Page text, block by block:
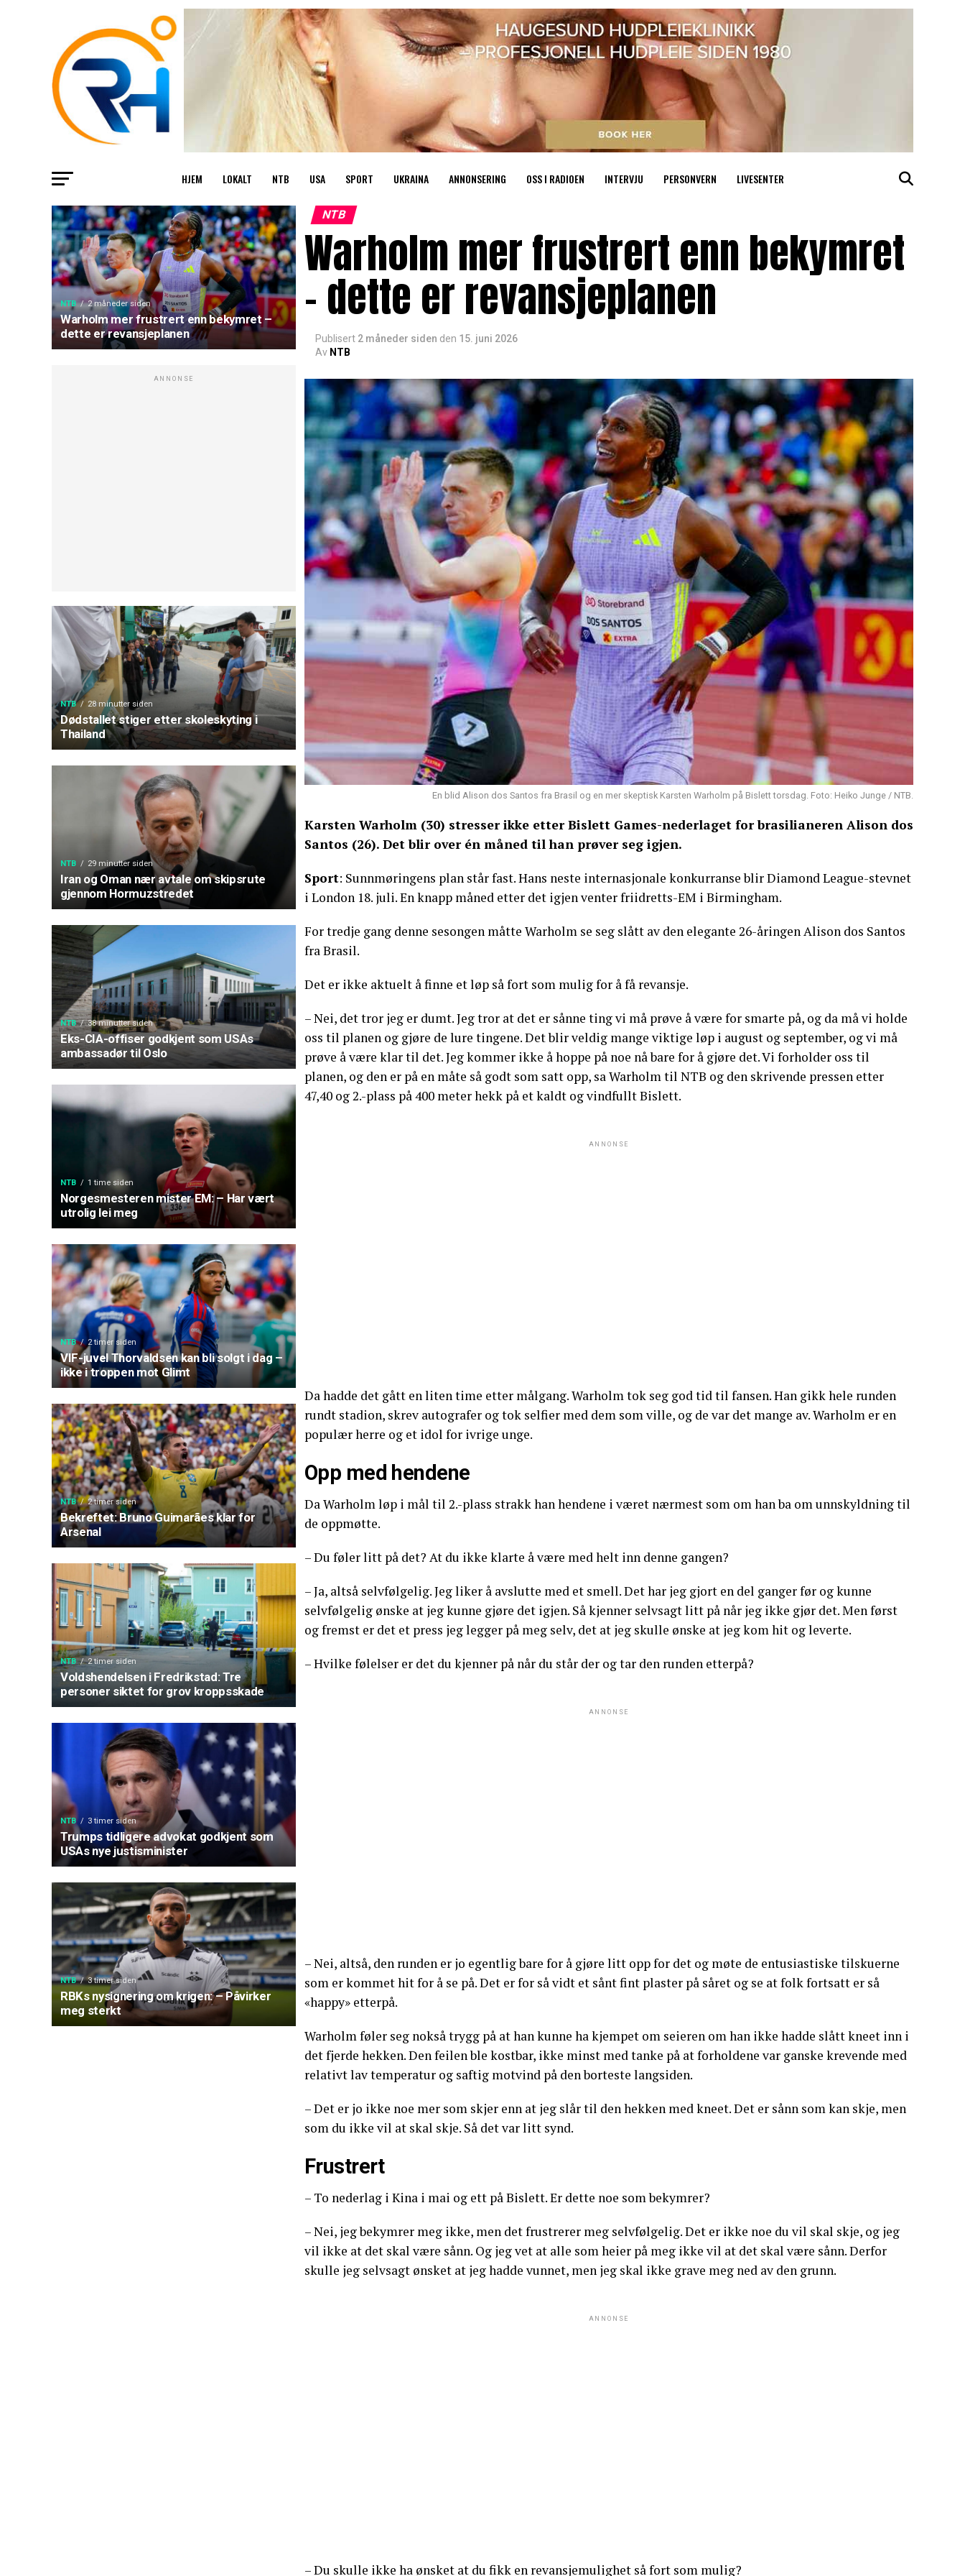
HJEM LOKALT NTB USA SPORT UKRAINA ANNONSERING OSS I RADIOEN INTERVJU PERSONVERN LIVESENTER
NTB 2 måneder siden
Warholm mer frustrert enn bekymret –
dette er revansjeplanen
ANNONSE
NTB 28 minutter siden
Dødstallet stiger etter skoleskyting i
Thailand
NTB 29 minutter siden
Iran og Oman nær avtale om skipsrute
gjennom Hormuzstredet
NTB 38 minutter siden
Eks-CIA-offiser godkjent som USAs
ambassadør til Oslo
NTB 1 time siden
Norgesmesteren mister EM: – Har vært
utrolig lei meg
NTB 2 timer siden
VIF-juvel Thorvaldsen kan bli solgt i dag –
ikke i troppen mot Glimt
NTB 2 timer siden
Bekreftet: Bruno Guimarães klar for
Arsenal
NTB 2 timer siden
Voldshendelsen i Fredrikstad: Tre
personer siktet for grov kroppsskade
NTB 3 timer siden
Trumps tidligere advokat godkjent som
USAs nye justisminister
NTB 3 timer siden
RBKs nysignering om krigen: – Påvirker
meg sterkt
NTB
Warholm mer frustrert enn bekymret
– dette er revansjeplanen
Publisert 2 måneder siden den 15. juni 2026
Av NTB
En blid Alison dos Santos fra Brasil og en mer skeptisk Karsten Warholm på Bislett torsdag. Foto: Heiko Junge / NTB.
Karsten Warholm (30) stresser ikke etter Bislett Games-nederlaget for brasilianeren Alison dos
Santos (26). Det blir over én måned til han prøver seg igjen.
Sport: Sunnmøringens plan står fast. Hans neste internasjonale konkurranse blir Diamond League-stevnet
i London 18. juli. En knapp måned etter det igjen venter friidretts-EM i Birmingham.
For tredje gang denne sesongen måtte Warholm se seg slått av den elegante 26-åringen Alison dos Santos
fra Brasil.
Det er ikke aktuelt å finne et løp så fort som mulig for å få revansje.
– Nei, det tror jeg er dumt. Jeg tror at det er sånne ting vi må prøve å være for smarte på, og da må vi holde
oss til planen og gjøre de lure tingene. Det blir veldig mange viktige løp i august og september, og vi må
prøve å være klar til det. Jeg kommer ikke å hoppe på noe nå bare for å gjøre det. Vi forholder oss til
planen, og den er på en måte så godt som satt opp, sa Warholm til NTB og den skrivende pressen etter
47,40 og 2.-plass på 400 meter hekk på et kaldt og vindfullt Bislett.
ANNONSE
Da hadde det gått en liten time etter målgang. Warholm tok seg god tid til fansen. Han gikk hele runden
rundt stadion, skrev autografer og tok selfier med dem som ville, og de var det mange av. Warholm er en
populær herre og et idol for ivrige unge.
Opp med hendene
Da Warholm løp i mål til 2.-plass strakk han hendene i været nærmest som om han ba om unnskyldning til
de oppmøtte.
– Du føler litt på det? At du ikke klarte å være med helt inn denne gangen?
– Ja, altså selvfølgelig. Jeg liker å avslutte med et smell. Det har jeg gjort en del ganger før og kunne
selvfølgelig ønske at jeg kunne gjøre det igjen. Så kjenner selvsagt litt på når jeg ikke gjør det. Men først
og fremst er det et press jeg legger på meg selv, det at jeg skulle ønske at jeg kom hit og leverte.
– Hvilke følelser er det du kjenner på når du står der og tar den runden etterpå?
ANNONSE
– Nei, altså, den runden er jo egentlig bare for å gjøre litt opp for det og møte de entusiastiske tilskuerne
som er kommet hit for å se på. Det er for så vidt et sånt fint plaster på såret og se at folk fortsatt er så
«happy» etterpå.
Warholm føler seg nokså trygg på at han kunne ha kjempet om seieren om han ikke hadde slått kneet inn i
det fjerde hekken. Den feilen ble kostbar, ikke minst med tanke på at forholdene var ganske krevende med
relativt lav temperatur og saftig motvind på den borteste langsiden.
– Det er jo ikke noe mer som skjer enn at jeg slår til den hekken med kneet. Det er sånn som kan skje, men
som du ikke vil at skal skje. Så det var litt synd.
Frustrert
– To nederlag i Kina i mai og ett på Bislett. Er dette noe som bekymrer?
– Nei, jeg bekymrer meg ikke, men det frustrerer meg selvfølgelig. Det er ikke noe du vil skal skje, og jeg
vil ikke at det skal være sånn. Og jeg vet at alle som heier på meg ikke vil at det skal være sånn. Derfor
skulle jeg selvsagt ønsket at jeg hadde vunnet, men jeg skal ikke grave meg ned av den grunn.
ANNONSE
– Du skulle ikke ha ønsket at du fikk en revansjemulighet så fort som mulig?